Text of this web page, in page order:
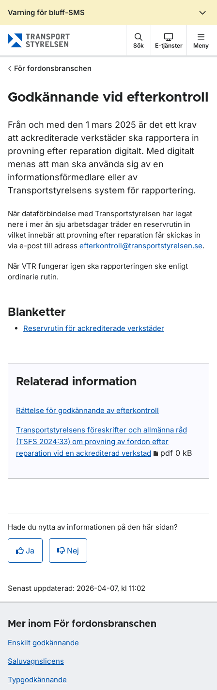
Varning för bluff-SMS
Sök E-tjänster Meny
För fordonsbranschen
Godkännande vid efterkontroll
Från och med den 1 mars 2025 är det ett krav
att ackrediterade verkstäder ska rapportera in
provning efter reparation digitalt. Med digitalt
menas att man ska använda sig av en
informationsförmedlare eller av
Transportstyrelsens system för rapportering.
När dataförbindelse med Transportstyrelsen har legat
nere i mer än sju arbetsdagar träder en reservrutin in
vilket innebär att provning efter reparation får skickas in
via e-post till adress efterkontroll@transportstyrelsen.se.
När VTR fungerar igen ska rapporteringen ske enligt
ordinarie rutin.
Blanketter
Reservrutin för ackrediterade verkstäder
Relaterad information
Rättelse för godkännande av efterkontroll
Transportstyrelsens föreskrifter och allmänna råd
(TSFS 2024:33) om provning av fordon efter
reparation vid en ackrediterad verkstad
pdf 0 kB
Hade du nytta av informationen på den här sidan?
Ja Nej
Om sidan
Senast uppdaterad: 2026-04-07, kl 11:02
Mer inom För fordonsbranschen
Enskilt godkännande
Saluvagnslicens
Typgodkännande